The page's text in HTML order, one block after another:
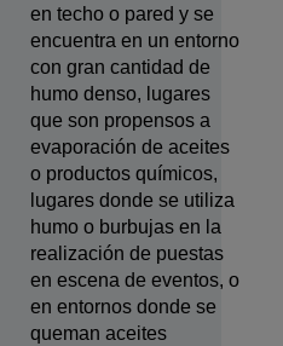
en techo o pared y se
encuentra en un entorno
con gran cantidad de
humo denso, lugares
que son propensos a
evaporación de aceites
o productos químicos,
lugares donde se utiliza
humo o burbujas en la
realización de puestas
en escena de eventos, o
en entornos donde se
queman aceites